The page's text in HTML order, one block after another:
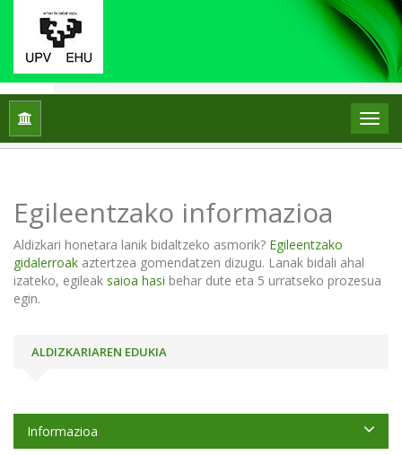
Hasiera
Egileentzako informazioa
Aldizkari honetara lanik bidaltzeko asmorik? Egileentzako
gidalerroak aztertzea gomendatzen dizugu. Lanak bidali ahal
izateko, egileak saioa hasi behar dute eta 5 urratseko prozesua
egin.
ALDIZKARIAREN EDUKIA
Informazioa